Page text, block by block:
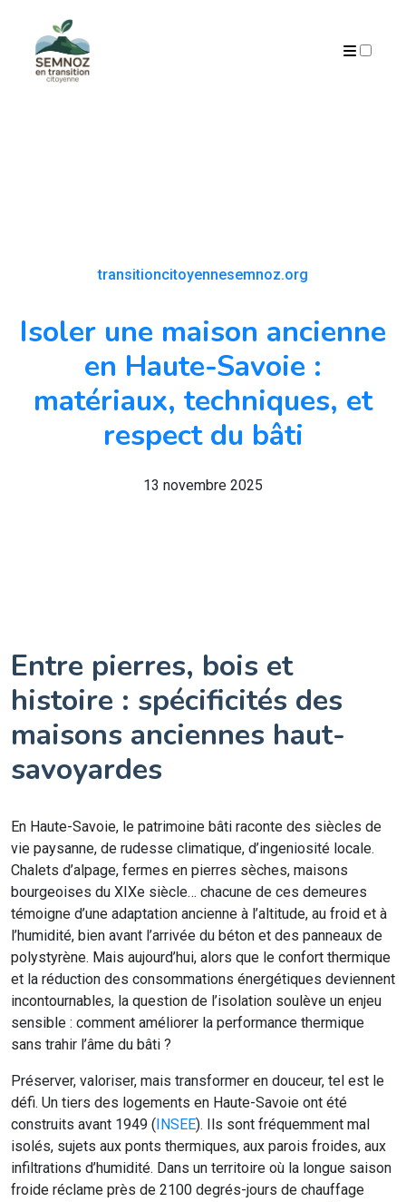
transitioncitoyennesemnoz.org
Isoler une maison ancienne
en Haute-Savoie :
matériaux, techniques, et
respect du bâti
13 novembre 2025
Entre pierres, bois et
histoire : spécificités des
maisons anciennes haut-
savoyardes
En Haute-Savoie, le patrimoine bâti raconte des siècles de
vie paysanne, de rudesse climatique, d’ingeniosité locale.
Chalets d’alpage, fermes en pierres sèches, maisons
bourgeoises du XIXe siècle… chacune de ces demeures
témoigne d’une adaptation ancienne à l’altitude, au froid et à
l’humidité, bien avant l’arrivée du béton et des panneaux de
polystyrène. Mais aujourd’hui, alors que le confort thermique
et la réduction des consommations énergétiques deviennent
incontournables, la question de l’isolation soulève un enjeu
sensible : comment améliorer la performance thermique
sans trahir l’âme du bâti ?
Préserver, valoriser, mais transformer en douceur, tel est le
défi. Un tiers des logements en Haute-Savoie ont été
construits avant 1949 (INSEE). Ils sont fréquemment mal
isolés, sujets aux ponts thermiques, aux parois froides, aux
infiltrations d’humidité. Dans un territoire où la longue saison
froide réclame près de 2100 degrés-jours de chauffage